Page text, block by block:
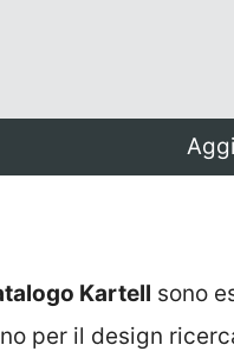
Kartell sono
per il design